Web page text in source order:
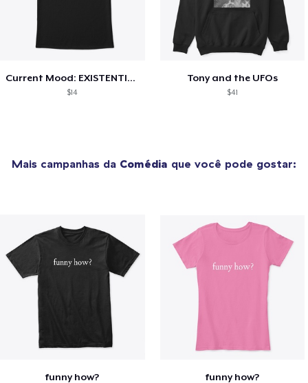
Current Mood: EXISTENTIAL CRISIS
$14
Tony and the UFOs
$41
Mais campanhas da Comédia que você pode gostar:
funny how? funny how?